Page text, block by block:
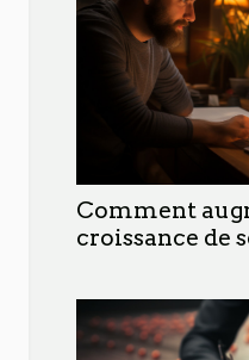
Comment
croissance de